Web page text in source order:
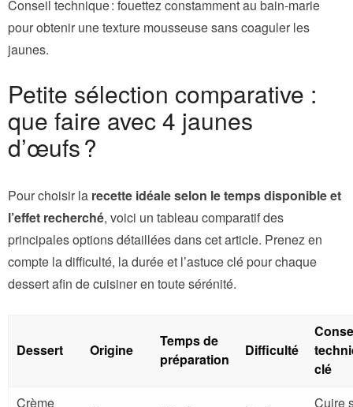
Conseil technique : fouettez constamment au bain-marie
pour obtenir une texture mousseuse sans coaguler les
jaunes.
Petite sélection comparative :
que faire avec 4 jaunes
d’œufs ?
Pour choisir la recette idéale selon le temps disponible et
l’effet recherché, voici un tableau comparatif des
principales options détaillées dans cet article. Prenez en
compte la difficulté, la durée et l’astuce clé pour chaque
dessert afin de cuisiner en toute sérénité.
Dessert Origine
Temps de
préparation
Difficulté
clé
Crème
Cuire